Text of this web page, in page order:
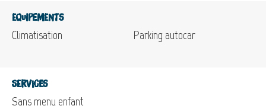
Equipements
Climatisation Parking autocar
Services
Sans menu enfant